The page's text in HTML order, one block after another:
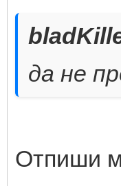
да не
Отпиши